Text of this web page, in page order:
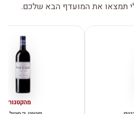
תמצאו את המועדף הבא שלכם.
מהקטגוריה